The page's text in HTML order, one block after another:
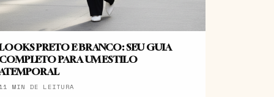
PRETO E BRANCO: SEU GUIA
PARA UM ESTILO
MIN DE LEITURA